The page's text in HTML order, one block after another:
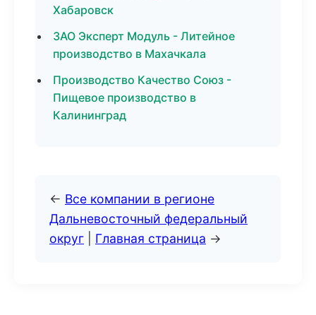
Хабаровск
ЗАО Эксперт Модуль - Литейное
производство в Махачкала
Производство Качество Союз -
Пищевое производство в
Калининград
← Все компании в регионе
Дальневосточный федеральный
округ
Главная страница →